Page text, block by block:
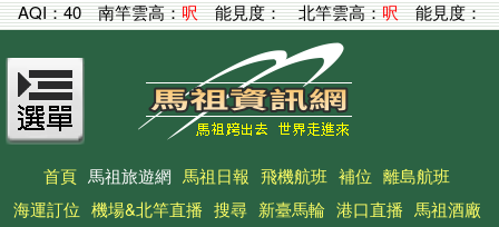
AQI：40 南竿雲高：呎能見度：北竿雲高：呎能見度：
首頁 馬祖旅遊網 馬祖日報 飛機航班 補位 離島航班
海運訂位 機場&北竿直播 搜尋 新臺馬輪 港口直播 馬祖酒廠